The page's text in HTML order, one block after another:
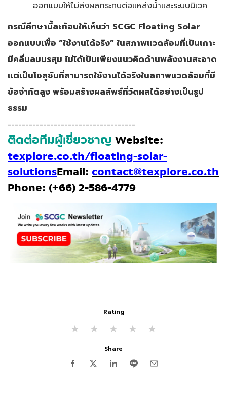
ออกแบบให้ไม่ส่งผลกระทบต่อแหล่งน้ำและระบบนิเวศ
กรณีศึกษานี้สะท้อนให้เห็นว่า SCGC Floating Solar
ออกแบบเพื่อ “ใช้งานได้จริง” ในสภาพแวดล้อมที่เป็นเกาะ
มีคลื่นลมมรสุม ไม่ได้เป็นเพียงแนวคิดด้านพลังงานสะอาด
แต่เป็นโซลูชันที่สามารถใช้งานได้จริงในสภาพแวดล้อมที่มี
ข้อจำกัดสูง พร้อมสร้างผลลัพธ์ที่วัดผลได้อย่างเป็นรูป
ธรรม
------------------------------------
ติดต่อทีมผู้เชี่ยวชาญWebsite:
texplore.co.th/floating-solar-
solutionsEmail:contact@texplore.co.th
Phone: (+66) 2-586-4779
Rating
★
★
★
★
★
Share